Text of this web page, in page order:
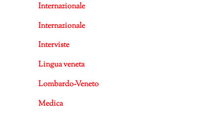
Internazionale
Internazionale
Interviste
Lingua veneta
Lombardo-Veneto
Medica